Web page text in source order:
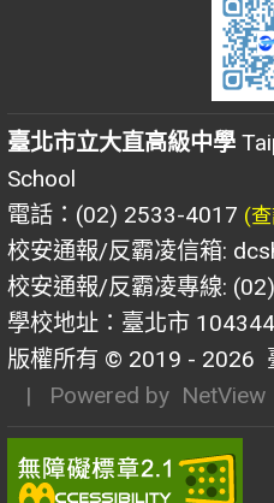
臺北市立大直高級中學
School
電話：(02) 2533-4017 (
校安通報/反霸凌信箱:
校安通報/反霸凌專線:
學校地址：臺北市
版權所有 © 2019 - 2026
| Powered by NetView